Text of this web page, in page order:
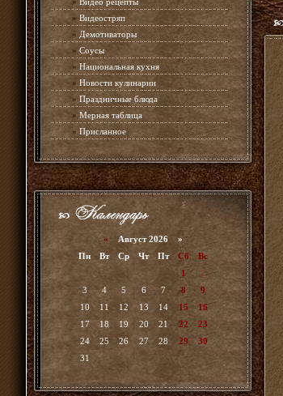
» Видеостряп
» Демотиваторы
» Соусы
» Национальная кухня
» Новости кулинарии
» Праздничные блюда
» Мерная таблица
» Присланное
« Август 2026 »
Пн
Вт Ср Чт Пт Сб
Вс
1
2
3
4 5 6 7 8
9
10
11 12 13 14 15
16
17
18 19 20 21 22
23
24
25 26 27 28 29
30
31